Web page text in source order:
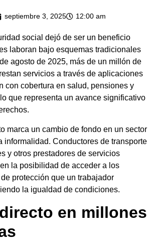
septiembre 3, 2025 12:00 am
social dejó de ser un beneficio
laboran bajo esquemas tradicionales
agosto de 2025, más de un millón de
servicios a través de aplicaciones
con cobertura en salud, pensiones y
que representa un avance significativo
marca un cambio de fondo en un sector
informalidad. Conductores de transporte
y otros prestadores de servicios
la posibilidad de acceder a los
protección que un trabajador
la igualdad de condiciones.
en millones